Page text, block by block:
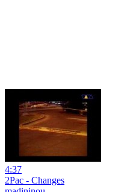
4:37
2Pac - Changes